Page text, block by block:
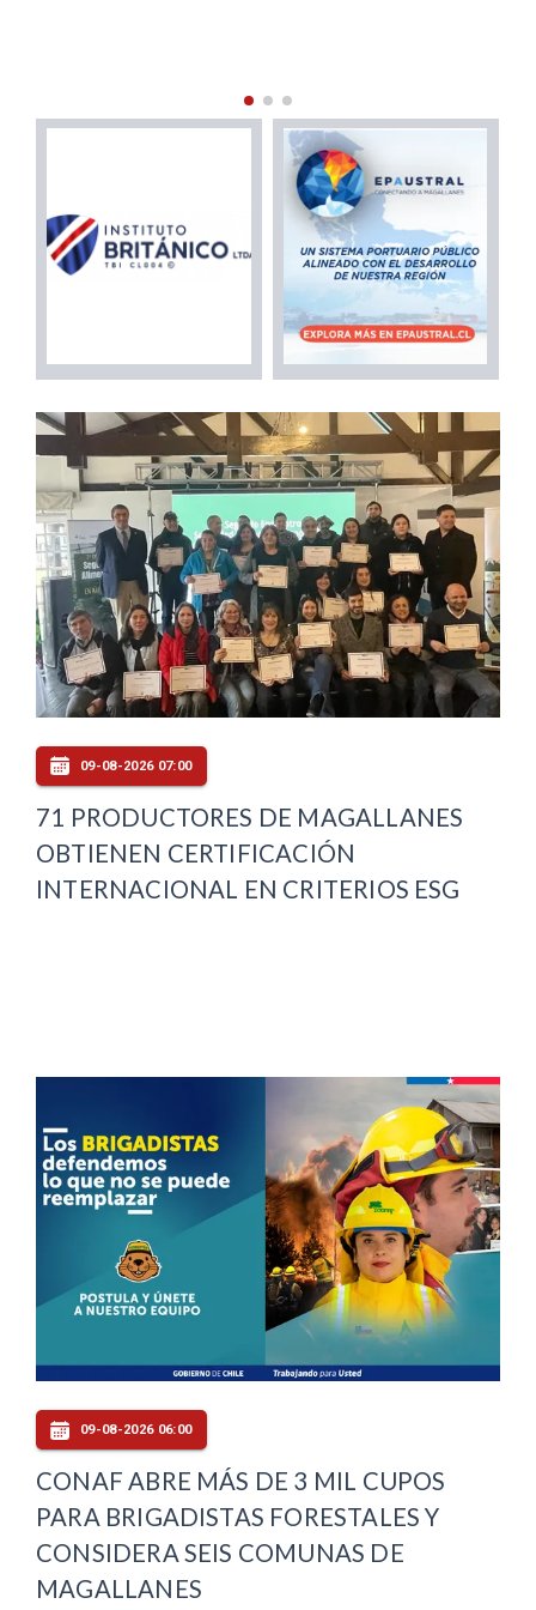
09-08-2026 07:00
71 PRODUCTORES DE MAGALLANES
OBTIENEN CERTIFICACIÓN
INTERNACIONAL EN CRITERIOS ESG
09-08-2026 06:00
CONAF ABRE MÁS DE 3 MIL CUPOS
PARA BRIGADISTAS FORESTALES Y
CONSIDERA SEIS COMUNAS DE
MAGALLANES